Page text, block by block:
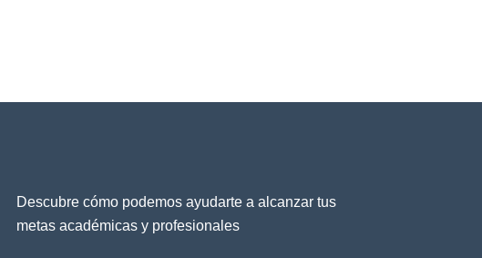
Descubre cómo podemos ayudarte a alcanzar tus
metas académicas y profesionales